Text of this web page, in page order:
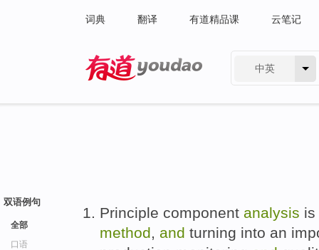
词典 翻译 有道精品课 云笔记
中英
双语例句
全部
口语
Principle component analysis is
method, and turning into an